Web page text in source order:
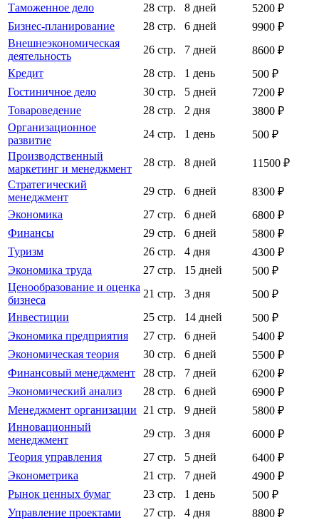
Таможенное дело
28 стр. 8 дней
5200 ₽
Бизнес-планирование
28 стр. 6 дней
9900 ₽
Внешнеэкономическая
деятельность
26 стр. 7 дней
8600 ₽
Кредит
28 стр. 1 день
500 ₽
Гостиничное дело
30 стр. 5 дней
7200 ₽
Товароведение
28 стр. 2 дня
3800 ₽
Организационное
развитие
24 стр. 1 день
500 ₽
Производственный
маркетинг и менеджмент
28 стр. 8 дней
11500 ₽
Стратегический
менеджмент
29 стр. 6 дней
8300 ₽
Экономика
27 стр. 6 дней
6800 ₽
Финансы
29 стр. 6 дней
5800 ₽
Туризм
26 стр. 4 дня
4300 ₽
Экономика труда
27 стр. 15 дней
500 ₽
Ценообразование и оценка
бизнеса
21 стр. 3 дня
500 ₽
Инвестиции
25 стр. 14 дней
500 ₽
Экономика предприятия
27 стр. 6 дней
5400 ₽
Экономическая теория
30 стр. 6 дней
5500 ₽
Финансовый менеджмент
28 стр. 7 дней
6200 ₽
Экономический анализ
28 стр. 6 дней
6900 ₽
Менеджмент организации
21 стр. 9 дней
5800 ₽
Инновационный
менеджмент
29 стр. 3 дня
6000 ₽
Теория управления
27 стр. 5 дней
6400 ₽
Эконометрика
21 стр. 7 дней
4900 ₽
Рынок ценных бумаг
23 стр. 1 день
500 ₽
Управление проектами
27 стр. 4 дня
8800 ₽